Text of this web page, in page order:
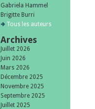
Gabriela Hammel
Brigitte Burri
Tous les auteurs
Archives
Juillet 2026
Juin 2026
Mars 2026
Décembre 2025
Novembre 2025
Septembre 2025
Juillet 2025